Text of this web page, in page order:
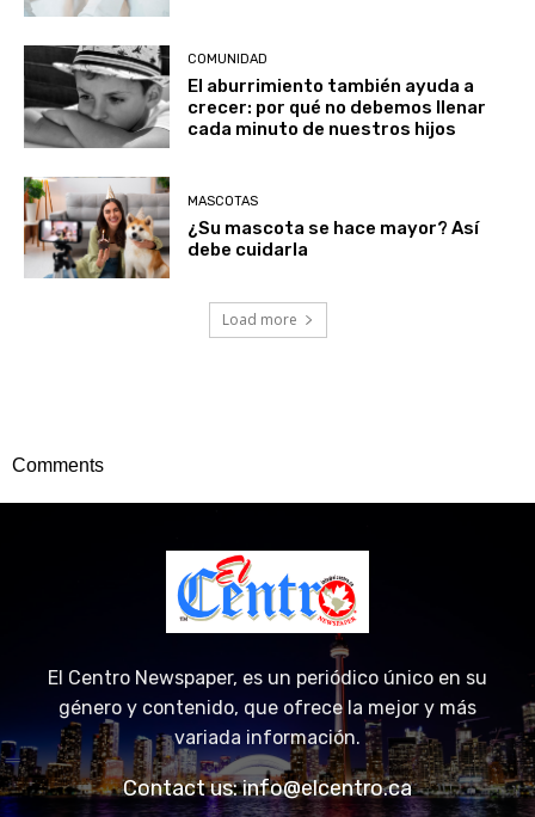
COMUNIDAD
El aburrimiento también ayuda a
crecer: por qué no debemos llenar
cada minuto de nuestros hijos
MASCOTAS
¿Su mascota se hace mayor? Así
debe cuidarla
Load more
Comments
El Centro Newspaper, es un periódico único en su
género y contenido, que ofrece la mejor y más
variada información.
Contact us:info@elcentro.ca